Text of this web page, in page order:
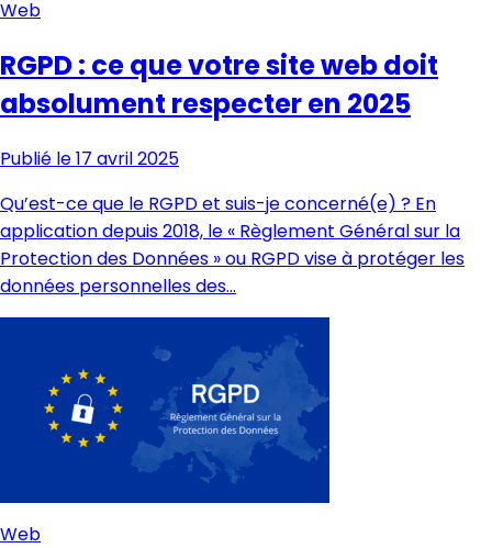
Web
RGPD : ce que votre site web doit
absolument respecter en 2025
Publié le 17 avril 2025
Qu’est-ce que le RGPD et suis-je concerné(e) ? En
application depuis 2018, le « Règlement Général sur la
Protection des Données » ou RGPD vise à protéger les
données personnelles des…
Web